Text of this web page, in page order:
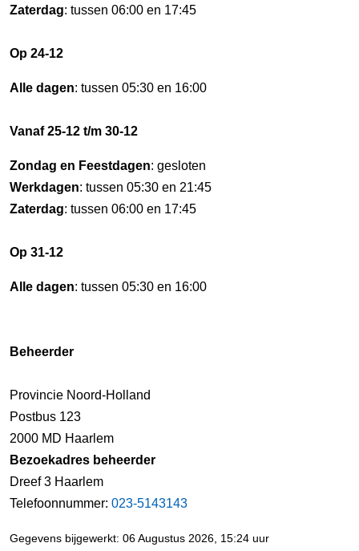
Zaterdag: tussen 06:00 en 17:45
Op 24-12
Alle dagen: tussen 05:30 en 16:00
Vanaf 25-12 t/m 30-12
Zondag en Feestdagen: gesloten
Werkdagen: tussen 05:30 en 21:45
Zaterdag: tussen 06:00 en 17:45
Op 31-12
Alle dagen: tussen 05:30 en 16:00
Beheerder
Provincie Noord-Holland
Postbus 123
2000 MD Haarlem
Bezoekadres beheerder
Dreef 3 Haarlem
Telefoonnummer: 023-5143143
Gegevens bijgewerkt: 06 Augustus 2026, 15:24 uur